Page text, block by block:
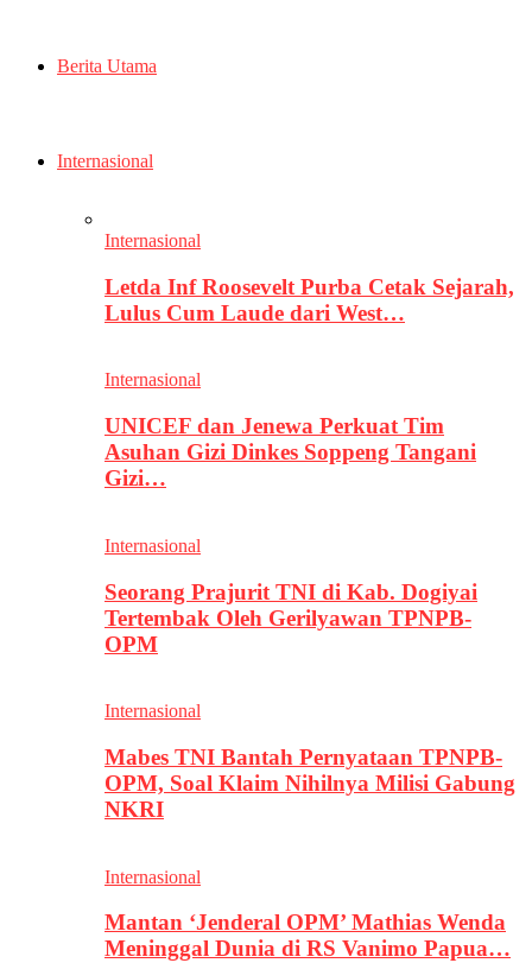
Berita Utama
Internasional
Internasional
Letda Inf Roosevelt Purba Cetak Sejarah,
Lulus Cum Laude dari West…
Internasional
UNICEF dan Jenewa Perkuat Tim
Asuhan Gizi Dinkes Soppeng Tangani
Gizi…
Internasional
Seorang Prajurit TNI di Kab. Dogiyai
Tertembak Oleh Gerilyawan TPNPB-
OPM
Internasional
Mabes TNI Bantah Pernyataan TPNPB-
OPM, Soal Klaim Nihilnya Milisi Gabung
NKRI
Internasional
Mantan ‘Jenderal OPM’ Mathias Wenda
Meninggal Dunia di RS Vanimo Papua…